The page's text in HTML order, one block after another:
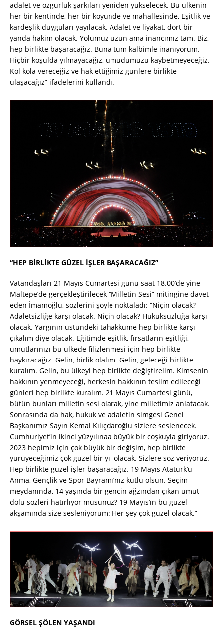
adalet ve özgürlük şarkıları yeniden yükselecek. Bu ülkenin
her bir kentinde, her bir köyünde ve mahallesinde, Eşitlik ve
kardeşlik duyguları yayılacak. Adalet ve liyakat, dört bir
yanda hakim olacak. Yolumuz uzun ama inancımız tam. Biz,
hep birlikte başaracağız. Buna tüm kalbimle inanıyorum.
Hiçbir koşulda yılmayacağız, umudumuzu kaybetmeyeceğiz.
Kol kola vereceğiz ve hak ettiğimiz günlere birlikte
ulaşacağız” ifadelerini kullandı.
“HEP BİRLİKTE GÜZEL İŞLER BAŞARACAĞIZ”
Vatandaşları 21 Mayıs Cumartesi günü saat 18.00’de yine
Maltepe’de gerçekleştirilecek “Milletin Sesi” mitingine davet
eden İmamoğlu, sözlerini şöyle noktaladı: “Niçin olacak?
Adaletsizliğe karşı olacak. Niçin olacak? Hukuksuzluğa karşı
olacak. Yargının üstündeki tahakküme hep birlikte karşı
çıkalım diye olacak. Eğitimde eşitlik, fırsatların eşitliği,
umutlarınızı bu ülkede filizlenmesi için hep birlikte
haykıracağız. Gelin, birlik olalım. Gelin, geleceği birlikte
kuralım. Gelin, bu ülkeyi hep birlikte değiştirelim. Kimsenin
hakkının yenmeyeceği, herkesin hakkının teslim edileceği
günleri hep birlikte kuralım. 21 Mayıs Cumartesi günü,
bütün bunları milletin sesi olarak, yine milletimiz anlatacak.
Sonrasında da hak, hukuk ve adaletin simgesi Genel
Başkanımız Sayın Kemal Kılıçdaroğlu sizlere seslenecek.
Cumhuriyet’in ikinci yüzyılınaa büyük bir coşkuyla giriyoruz.
2023 hepimiz için çok büyük bir değişim, hep birlikte
yürüyeceğimiz çok güzel bir yıl olacak. Sizlere söz veriyoruz.
Hep birlikte güzel işler başaracağız. 19 Mayıs Atatürk’ü
Anma, Gençlik ve Spor Bayramı’nız kutlu olsun. Seçim
meydanında, 14 yaşında bir gencin ağzından çıkan umut
dolu sözleri hatırlıyor musunuz? 19 Mayıs’ın bu güzel
akşamında size sesleniyorum: Her şey çok güzel olacak.”
GÖRSEL ŞÖLEN YAŞANDI